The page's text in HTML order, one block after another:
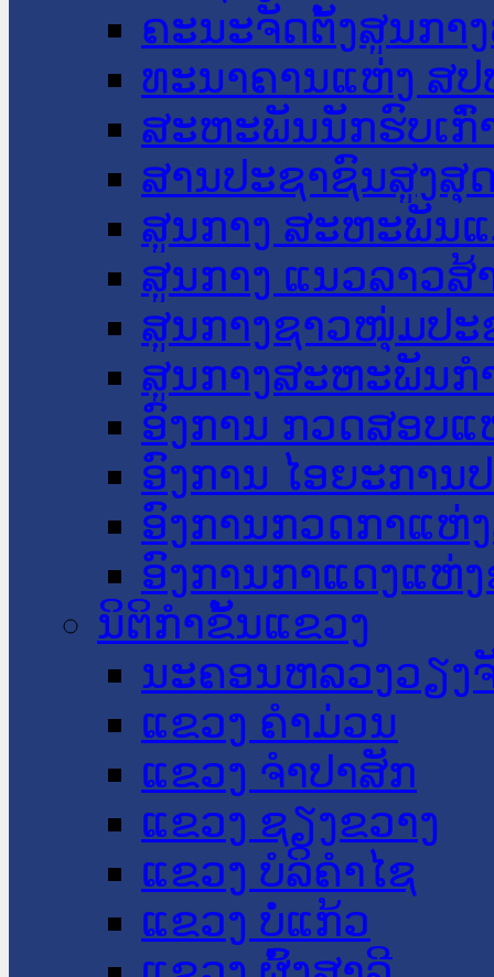
ຄະນະຈັດຕັ້ງສູນກາ
ທະນາຄານແຫ່ງ ສປ
ສະຫະພັນນັກຮົບເກົ່
ສານປະຊາຊົນສູງສຸ
ສູນກາງ ສະຫະພັນ
ສູນກາງ ແນວລາວສ້
ສູນກາງຊາວໜຸ່ມປະ
ສູນກາງສະຫະພັນກ
ອົງການ ກວດສອບແ
ອົງການ ໄອຍະການ
ອົງການກວດກາແຫ່
ອົງການກາແດງແຫ່
ນິຕິກໍາຂັ້ນແຂວງ
ນະ​ຄອນ​ຫລວງວຽງ
ແຂວງ ຄໍາມ່ວນ
ແຂວງ ຈໍາປາສັກ
ແຂວງ ຊຽງຂວາງ
ແຂວງ ບໍລິຄໍາໄຊ
ແຂວງ ບໍ່ແກ້ວ